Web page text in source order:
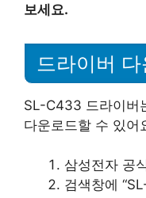
보세요.
드라이버
SL-C433 드라이버
다운로드할 수 있어
삼성전자 공
검색창에